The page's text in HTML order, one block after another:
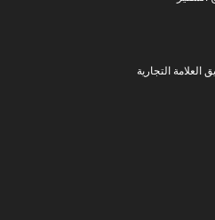
العلامة التجارية